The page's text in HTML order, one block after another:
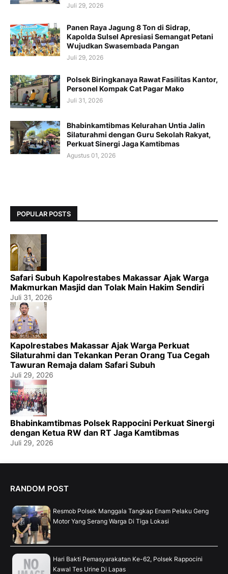
Juli 29, 2026
Panen Raya Jagung 8 Ton di Sidrap,
Kapolda Sulsel Apresiasi Semangat Petani
Wujudkan Swasembada Pangan
Juli 29, 2026
Polsek Biringkanaya Rawat Fasilitas Kantor,
Personel Kompak Cat Pagar Mako
Juli 31, 2026
Bhabinkamtibmas Kelurahan Untia Jalin
Silaturahmi dengan Guru Sekolah Rakyat,
Perkuat Sinergi Jaga Kamtibmas
Agustus 01, 2026
POPULAR POSTS
Safari Subuh Kapolrestabes Makassar Ajak Warga
Makmurkan Masjid dan Tolak Main Hakim Sendiri
Juli 31, 2026
Kapolrestabes Makassar Ajak Warga Perkuat
Silaturahmi dan Tekankan Peran Orang Tua Cegah
Tawuran Remaja dalam Safari Subuh
Juli 29, 2026
Bhabinkamtibmas Polsek Rappocini Perkuat Sinergi
dengan Ketua RW dan RT Jaga Kamtibmas
Juli 29, 2026
RANDOM POST
Resmob Polsek Manggala Tangkap Enam Pelaku Geng
Motor Yang Serang Warga Di Tiga Lokasi
Hari Bakti Pemasyarakatan Ke-62, Polsek Rappocini
Kawal Tes Urine Di Lapas